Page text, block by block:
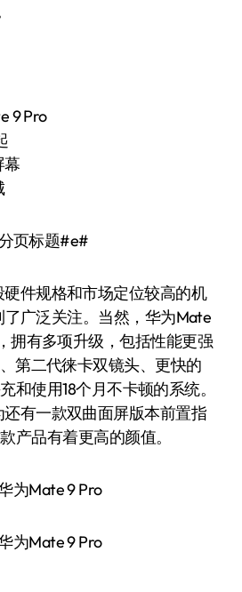
9 Pro
幕
页标题#e#
件规格和市场定位较高的机
广泛关注。当然，华为Mate
拥有多项升级，包括性能更强
第二代徕卡双镜头、更快的
和使用18个月不卡顿的系统。
有一款双曲面屏版本前置指
产品有着更高的颜值。